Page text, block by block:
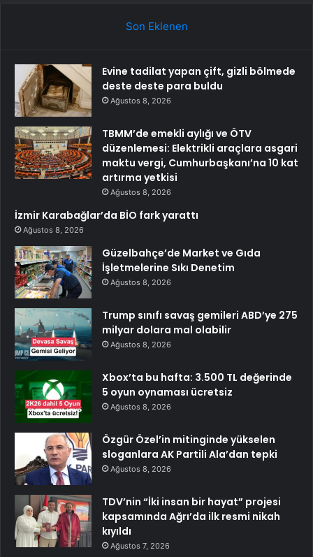
Son Eklenen
Evine tadilat yapan çift, gizli bölmede
deste deste para buldu
Ağustos 8, 2026
TBMM’de emekli aylığı ve ÖTV
düzenlemesi: Elektrikli araçlara asgari
maktu vergi, Cumhurbaşkanı’na 10 kat
artırma yetkisi
Ağustos 8, 2026
İzmir Karabağlar’da BİO fark yarattı
Ağustos 8, 2026
Güzelbahçe’de Market ve Gıda
İşletmelerine Sıkı Denetim
Ağustos 8, 2026
Trump sınıfı savaş gemileri ABD’ye 275
milyar dolara mal olabilir
Ağustos 8, 2026
Xbox’ta bu hafta: 3.500 TL değerinde
5 oyun oynaması ücretsiz
Ağustos 8, 2026
Özgür Özel’in mitinginde yükselen
sloganlara AK Partili Ala’dan tepki
Ağustos 8, 2026
TDV’nin “İki insan bir hayat” projesi
kapsamında Ağrı’da ilk resmi nikah
kıyıldı
Ağustos 7, 2026